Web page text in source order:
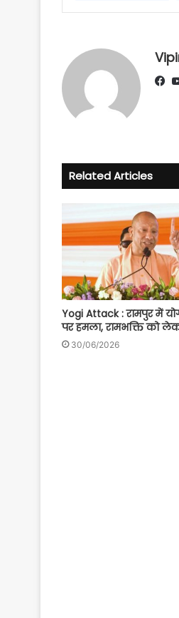
Related Articles
Yogi Attack : रामपुर में
पर हमला, रामभक्ति को
30/06/2026